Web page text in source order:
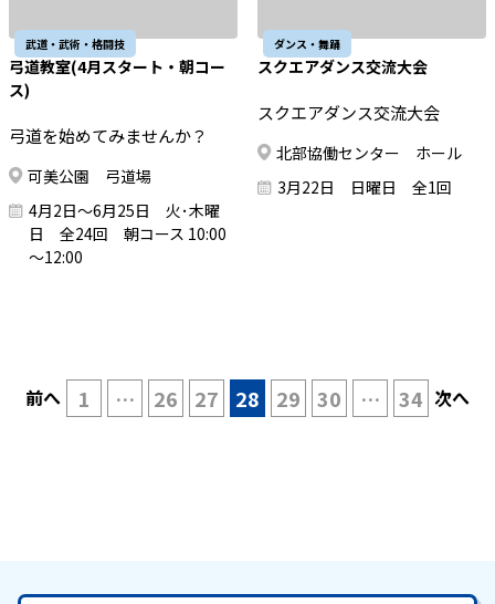
武道・武術・格闘技
弓道教室(4月スタート・朝コー
ス)
弓道を始めてみませんか？
可美公園 弓道場
4月2日～6月25日 火･木曜
日 全24回 朝コース 10:00
～12:00
ダンス・舞踊
スクエアダンス交流大会
スクエアダンス交流大会
北部協働センター ホール
3月22日 日曜日 全1回
前へ 1 … 26 27 28 29 30 … 34 次へ